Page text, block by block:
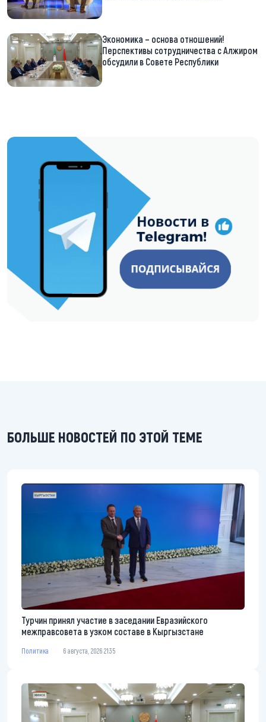
Экономика – основа отношений!
Перспективы сотрудничества с Алжиром
обсудили в Совете Республики
https://t.me/minskctvby
БОЛЬШЕ НОВОСТЕЙ ПО ЭТОЙ ТЕМЕ
Турчин принял участие в заседании Евразийского
межправсовета в узком составе в Кыргызстане
Политика 6 августа, 2026 21:35